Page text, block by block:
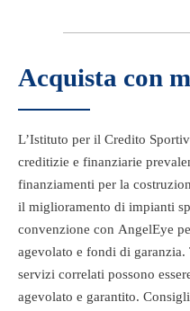
Acquista con
L’Istituto per il Credito
creditizie e finanziarie
finanziamenti per la
il miglioramento di impianti
convenzione con AngelEye
agevolato e fondi di
servizi correlati possono
agevolato e garantito.